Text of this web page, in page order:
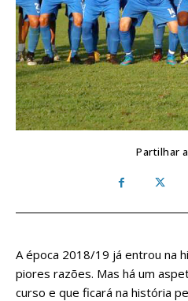
Partilhar
A época 2018/19 já entrou na
piores razões. Mas há um
curso e que ficará na história